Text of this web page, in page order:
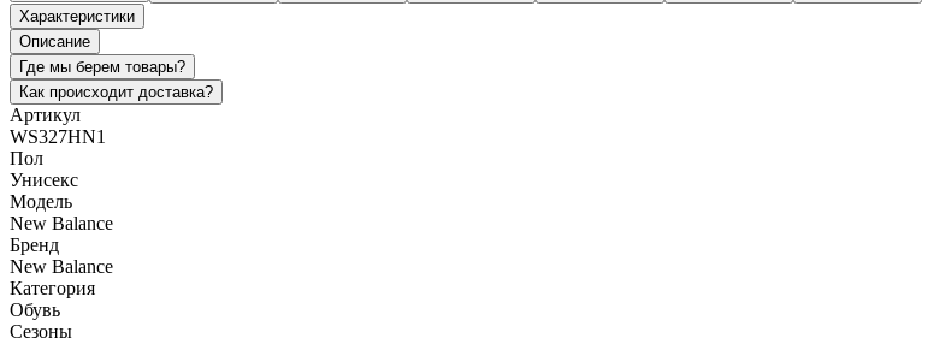
Характеристики
Описание
Где мы берем товары?
Как происходит доставка?
Артикул
WS327HN1
Пол
Унисекс
Модель
New Balance
Бренд
New Balance
Категория
Обувь
Сезоны